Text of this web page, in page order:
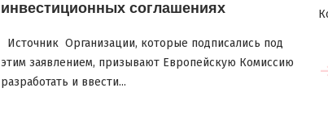
инвестиционных соглашениях
Источник Организации, которые подписались под
этим заявлением, призывают Европейскую Комиссию
разработать и ввести...
Читать больше